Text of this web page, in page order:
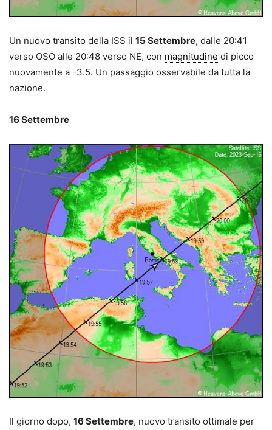
Un nuovo transito della ISS il 15 Settembre, dalle 20:41
verso OSO alle 20:48 verso NE, con magnitudine di picco
nuovamente a -3.5. Un passaggio osservabile da tutta la
nazione.
16 Settembre
Il giorno dopo, 16 Settembre, nuovo transito ottimale per